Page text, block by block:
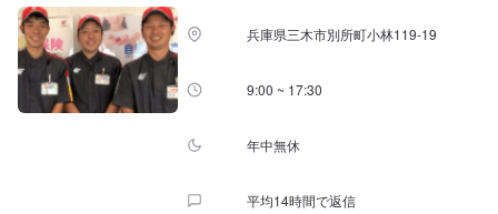
兵庫県三木市別所町小林119-19
9:00 ~ 17:30
年中無休
平均14時間で返信